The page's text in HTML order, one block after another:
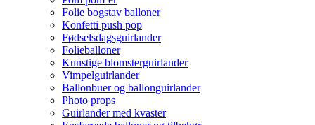
Folie bogstav balloner
Konfetti push pop
Fødselsdagsguirlander
Folieballoner
Kunstige blomsterguirlander
Vimpelguirlander
Ballonbuer og ballonguirlander
Photo props
Guirlander med kvaster